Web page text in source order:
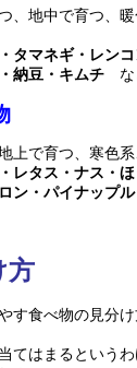
、地中で育つ、
タマネギ・レン
納豆・キムチ な
上で育つ、寒色系
レタス・ナス・
ン・パイナップル
方
す食べ物の見分
てはまるという